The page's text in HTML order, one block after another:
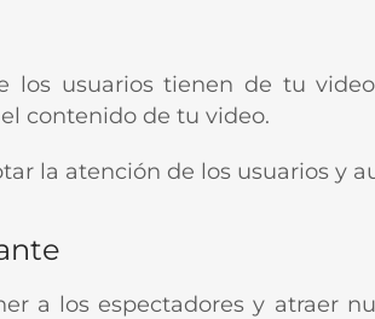
usuarios tienen de tu
contenido de tu video.
la atención de los usuarios y
a los espectadores y atraer